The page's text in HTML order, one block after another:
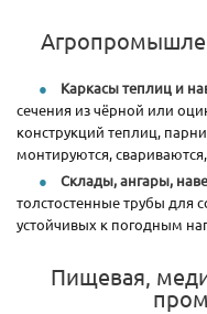
Каркасы теплиц и
сечения из чёрной или
конструкций теплиц,
монтируются,
Склады, ангары,
толстостенные трубы для
устойчивых к погодным
Пищевая,